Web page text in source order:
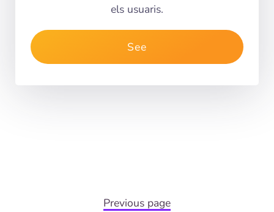
els usuaris.
See
Previous page